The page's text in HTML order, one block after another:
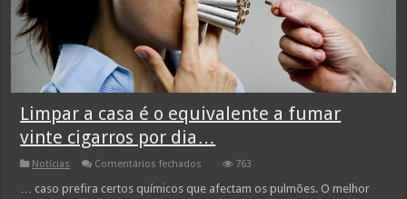
Limpar a casa é o equivalente a fumar
vinte cigarros por dia…
Notícias Comentários fechados
a
763
… caso prefira certos químicos que afectam os pulmões. O melhor